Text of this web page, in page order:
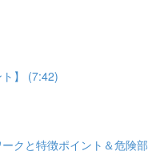
】 (7:42)
クと特徴ポイント＆危険部